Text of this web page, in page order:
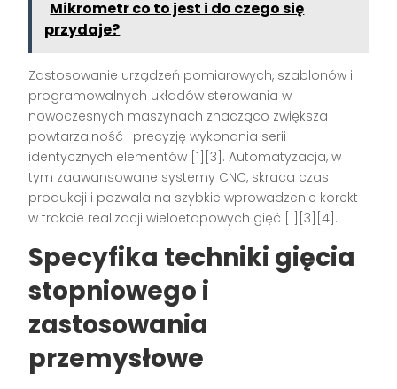
Mikrometr co to jest i do czego się
przydaje?
Zastosowanie urządzeń pomiarowych, szablonów i
programowalnych układów sterowania w
nowoczesnych maszynach znacząco zwiększa
powtarzalność i precyzję wykonania serii
identycznych elementów [1][3]. Automatyzacja, w
tym zaawansowane systemy CNC, skraca czas
produkcji i pozwala na szybkie wprowadzenie korekt
w trakcie realizacji wieloetapowych gięć [1][3][4].
Specyfika techniki gięcia
stopniowego i
zastosowania
przemysłowe